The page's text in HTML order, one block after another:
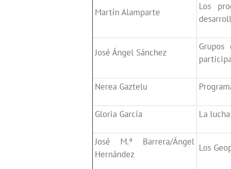
Martín Alamparte
Los
José Ángel Sánchez
Nerea Gaztelu
Gloria García La
José M.ª Barrera/Ángel
Hernández
Los